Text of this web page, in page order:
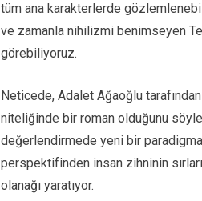
tüm ana karakterlerde
ve zamanla nihilizmi benimseyen
görebiliyoruz.
Neticede, Adalet Ağaoğlu
niteliğinde bir roman olduğunu
değerlendirmede yeni bir
perspektifinden insan zihninin
olanağı yaratıyor.